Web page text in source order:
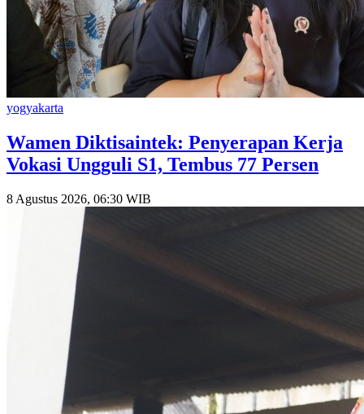
yogyakarta
Wamen Diktisaintek: Penyerapan Kerja
Vokasi Ungguli S1, Tembus 77 Persen
8 Agustus 2026, 06:30 WIB